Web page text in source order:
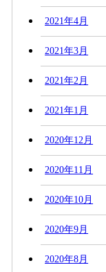
2021年4月
2021年3月
2021年2月
2021年1月
2020年12月
2020年11月
2020年10月
2020年9月
2020年8月